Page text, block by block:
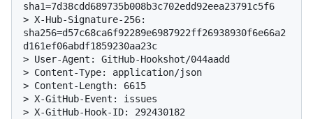
sha1=7d38cdd689735b008b3c702edd92eea23791c5f6
> X-Hub-Signature-256:
sha256=d57c68ca6f92289e6987922ff26938930f6e66a2
d161ef06abdf1859230aa23c
> User-Agent: GitHub-Hookshot/044aadd
> Content-Type: application/json
> Content-Length: 6615
> X-GitHub-Event: issues
> X-GitHub-Hook-ID: 292430182